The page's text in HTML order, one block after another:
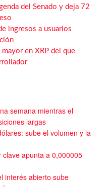
del Senado y deja 72
ingresos a usuarios
en XRP del que
semana mientras el
largas
sube el volumen y la
clave apunta a 0,000005
interés abierto sube